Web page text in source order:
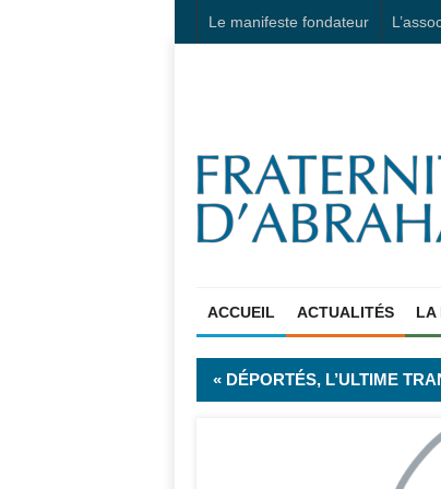
Le manifeste fondateur
ACCUEIL ACTUALITÉS LA
« DÉPORTÉS, L’ULTIME